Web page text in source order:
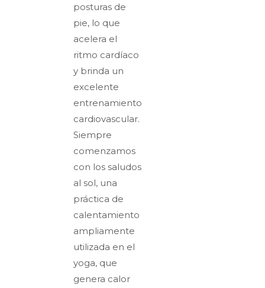
posturas de
pie, lo que
acelera el
ritmo cardíaco
y brinda un
excelente
entrenamiento
cardiovascular.
Siempre
comenzamos
con los saludos
al sol, una
práctica de
calentamiento
ampliamente
utilizada en el
yoga, que
genera calor